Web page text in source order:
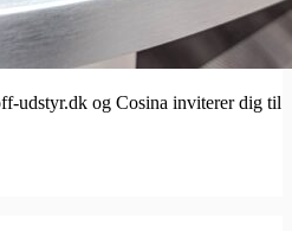
udstyr.dk og Cosina inviterer dig til